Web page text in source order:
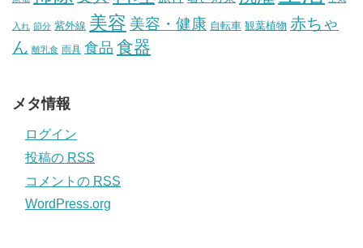
入れ 節分 紫外線 美容 美容・健康 自転車 観葉植物 赤ちゃ
ん 離乳食 雨具 食品 食器
メタ情報
ログイン
投稿の RSS
コメントの RSS
WordPress.org